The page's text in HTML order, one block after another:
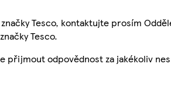
Tesco, kontaktujte prosím
Tesco.
přijmout odpovědnost za jakékoliv